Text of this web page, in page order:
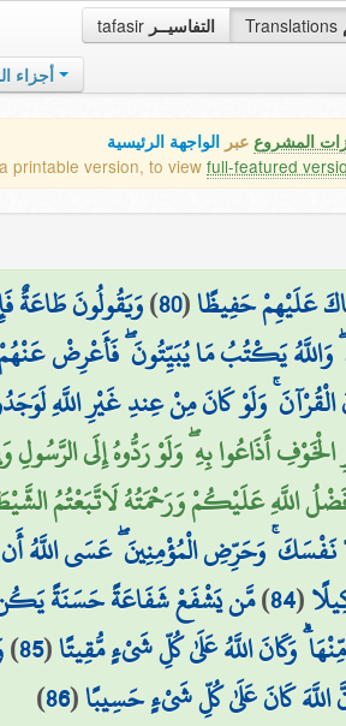
tafasir التفاسيــر Translations
أجزاء
المشروع عبر الواجهة الرئيسية
printable version, to view full-featured
عَلَيْهِمْ حَفِيظًا(
80
)وَيَقُولُونَ طَاعَةٌ
وَاللَّهُ يَكْتُبُ مَا يُبَيِّتُونَ ۖ فَأَعْرِضْ
وَلَوْ كَانَ مِنْ عِندِ غَيْرِ اللَّهِ
أَذَاعُوا بِهِ ۖ وَلَوْ رَدُّوهُ إِلَى الرَّسُولِ
اللَّهِ عَلَيْكُمْ وَرَحْمَتُهُ لَاتَّبَعْتُمُ
نَفْسَكَ ۚ وَحَرِّضِ الْمُؤْمِنِينَ ۖ عَسَى اللَّهُ أَن
(
84
)مَّن يَشْفَعْ شَفَاعَةً حَسَنَةً
وَكَانَ اللَّهُ عَلَىٰ كُلِّ شَيْءٍ مُّقِيتًا(
85
)
اللَّهَ كَانَ عَلَىٰ كُلِّ شَيْءٍ حَسِيبًا(
86
)